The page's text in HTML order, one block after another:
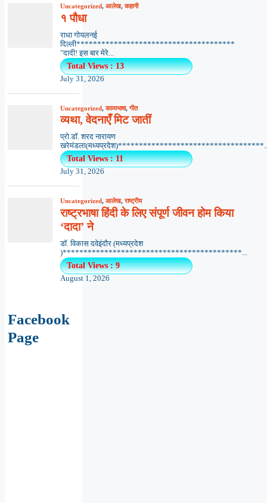
Uncategorized, आलेख,कहानी
१ पौधा
राधा गोयलनई
दिल्ली**************************************
"दादी! इस बार मेरे...
Total Views : 13
July 31, 2026
Uncategorized,काव्यभाषा,गीत
व्यथा, वेदनाएँ मिट जातीं
प्रो.डॉ. शरद नारायण
Total Views : 11
July 31, 2026
Uncategorized, आलेख,राष्ट्रीय
राष्ट्रभाषा हिंदी के लिए संपूर्ण जीवन होम किया
‘दादा’ ने
डॉ. विकास दवेइंदौर (मध्यप्रदेश
)*******************************************...
Total Views : 9
August 1, 2026
Facebook
Page